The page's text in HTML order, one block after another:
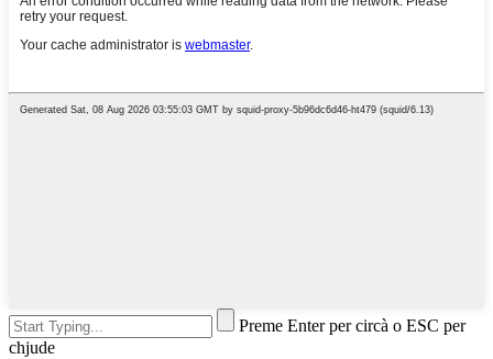
Preme Enter per circà o ESC per
chjude